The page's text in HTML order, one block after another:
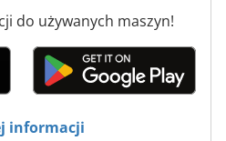
do używanych maszyn!
informacji